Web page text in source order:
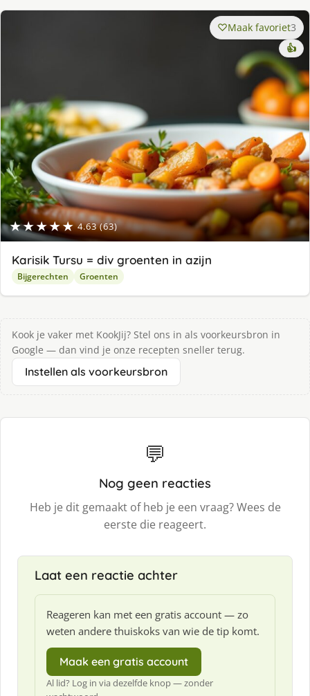
★★★★★ 4.63 (63)
Maak favoriet3
👍
Karisik Tursu = div groenten in azijn
Bijgerechten Groenten
Kook je vaker met KookJij? Stel ons in als voorkeursbron in
Google — dan vind je onze recepten sneller terug.
Instellen als voorkeursbron
💬
Nog geen reacties
Heb je dit gemaakt of heb je een vraag? Wees de
eerste die reageert.
Laat een reactie achter
Reageren kan met een gratis account — zo
weten andere thuiskoks van wie de tip komt.
Maak een gratis account
Al lid? Log in via dezelfde knop — zonder